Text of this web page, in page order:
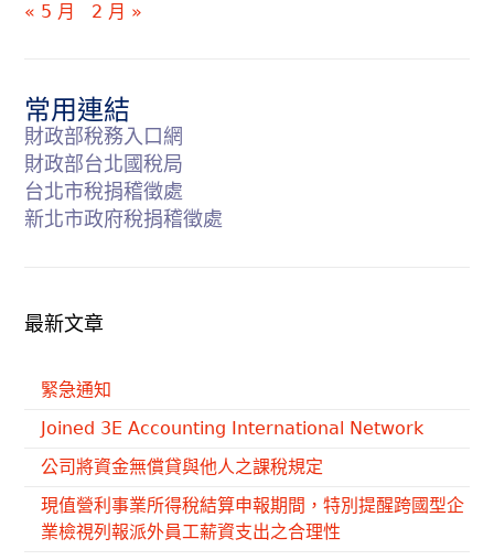
« 5 月
2 月 »
常用連結
財政部稅務入口網
財政部台北國稅局
台北市稅捐稽徵處
新北市政府稅捐稽徵處
最新文章
緊急通知
Joined 3E Accounting International Network
公司將資金無償貸與他人之課稅規定
現值營利事業所得稅結算申報期間，特別提醒跨國型企
業檢視列報派外員工薪資支出之合理性